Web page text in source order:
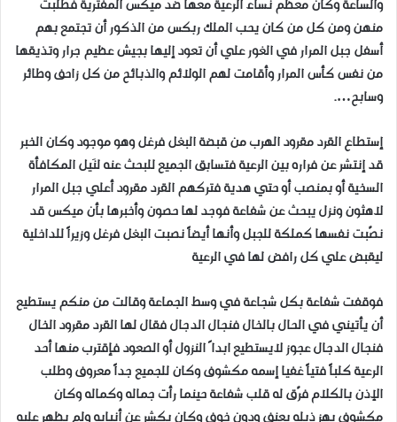
والساعة وكان معظم نساء الرعية معها ضد ميكس المفترية فطلبت
منهن ومن كل من كان يحب الملك ربكس من الذكور أن تجتمع بهم
أسفل جبل المرار في الغور علي أن تعود إليها بجيش عظيم جرار وتذيقها
من نفس كأس المرار وأقامت لهم الولائم والذبائح من كل زاحف وطائر
وسابح….
إستطاع القرد مقرود الهرب من قبضة البغل فرغل وهو موجود وكان الخبر
قد إنتشر عن فراره بين الرعية فتسابق الجميع للبحث عنه لنَيل المكافأة
السخية أو بمنصب أو حتي هدية فتركهم القرد مقرود أعلي جبل المرار
لاهثون ونزل يبحث عن شفاعة فوجد لها حصون وأخبرها بأن ميكس قد
نصّبت نفسها كملكة للجبل وأنها أيضاً نصبت البغل فرغل وزيراً للداخلية
ليقبض علي كل رافض لها في الرعية
فوقفت شفاعة بكل شجاعة في وسط الجماعة وقالت من منكم يستطيع
أن يأتيني في الحال بالخال فنجال الدجال فقال لها القرد مقرود الخال
فنجال الدجال عجوز لايستطيع ابدا ً النزول أو الصعود فإقترب منها أحد
الرعية كلباً فتياً غفيا إسمه مكشوف وكان للجميع جداً معروف وطلب
الإذن بالكلام فرّق له قلب شفاعة حينما رأت جماله وكماله وكان
مكشوف يهز ذيله بعنف ودون خوف وكان يكشر عن أنيابه ولم يظهر عليه